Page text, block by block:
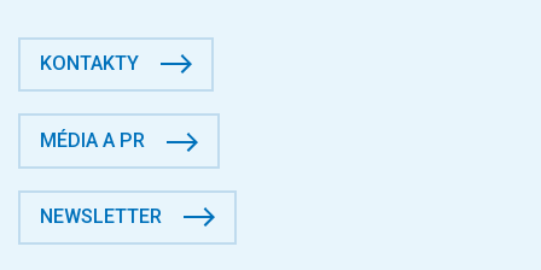
KONTAKTY
MÉDIA A PR
NEWSLETTER